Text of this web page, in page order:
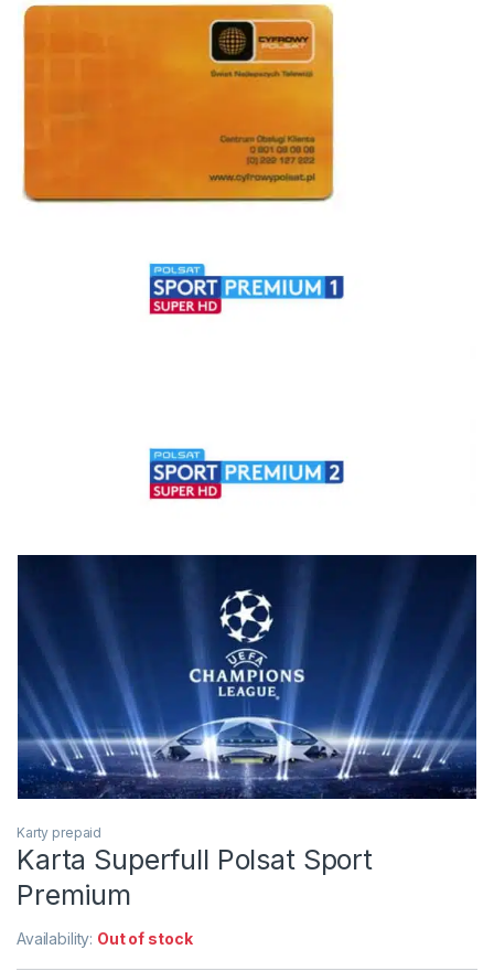
Karty prepaid
Karta Superfull Polsat Sport
Premium
Availability: Out of stock